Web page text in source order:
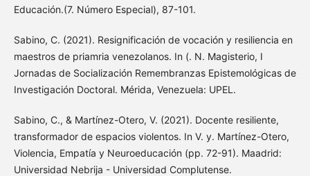
Educación.(7. Número Especial), 87-101.
Sabino, C. (2021). Resignificación de vocación y resiliencia en
maestros de priamria venezolanos. In (. N. Magisterio, I
Jornadas de Socialización Remembranzas Epistemológicas de
Investigación Doctoral. Mérida, Venezuela: UPEL.
Sabino, C., & Martínez-Otero, V. (2021). Docente resiliente,
transformador de espacios violentos. In V. y. Martínez-Otero,
Violencia, Empatía y Neuroeducación (pp. 72-91). Maadrid:
Universidad Nebrija - Universidad Complutense.